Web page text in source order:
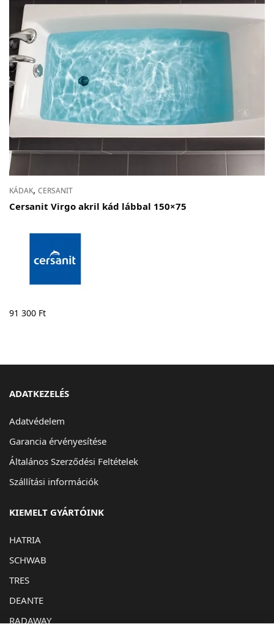
KÁDAK, CERSANIT
Cersanit Virgo akril kád lábbal 150×75
91 300 Ft
ADATKEZELÉS
Adatvédelem
Garancia érvényesítése
Általános Szerződési Feltételek
Szállítási információk
KIEMELT GYÁRTÓINK
HATRIA
SCHWAB
TRES
DEANTE
RADAWAY